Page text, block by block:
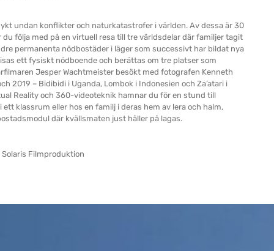
undan konflikter och naturkatastrofer i världen. Av dessa är 30
du följa med på en virtuell resa till tre världsdelar där familjer tagit
permanenta nödbostäder i läger som successivt har bildat nya
ett fysiskt nödboende och berättas om tre platser som
Jesper Wachtmeister besökt med fotografen Kenneth
2019 – Bidibidi i Uganda, Lombok i Indonesien och Za’atari i
Reality och 360-videoteknik hamnar du för en stund till
klassrum eller hos en familj i deras hem av lera och halm,
där kvällsmaten just håller på lagas.
Filmproduktion